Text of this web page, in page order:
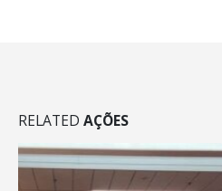
RELATED AÇÕES